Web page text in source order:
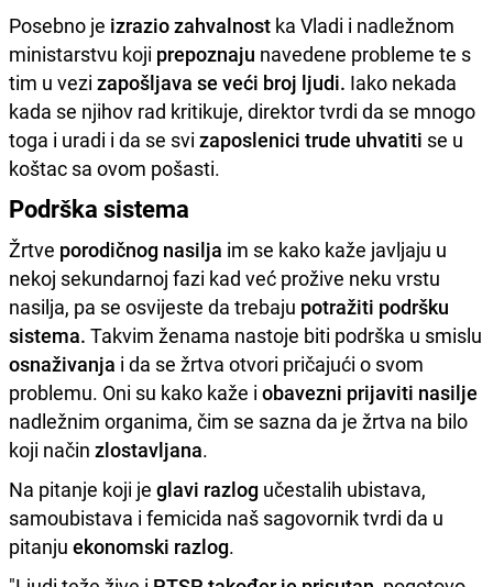
Posebno je izrazio zahvalnost ka Vladi i nadležnom
ministarstvu koji prepoznaju navedene probleme te s
tim u vezi zapošljava se veći broj ljudi. Iako nekada
kada se njihov rad kritikuje, direktor tvrdi da se mnogo
toga i uradi i da se svi zaposlenici trude uhvatiti se u
koštac sa ovom pošasti.
Podrška sistema
Žrtve porodičnog nasilja im se kako kaže javljaju u
nekoj sekundarnoj fazi kad već prožive neku vrstu
nasilja, pa se osvijeste da trebaju potražiti podršku
sistema. Takvim ženama nastoje biti podrška u smislu
osnaživanja i da se žrtva otvori pričajući o svom
problemu. Oni su kako kaže i obavezni prijaviti nasilje
nadležnim organima, čim se sazna da je žrtva na bilo
koji način zlostavljana.
Na pitanje koji je glavi razlog učestalih ubistava,
samoubistava i femicida naš sagovornik tvrdi da u
pitanju ekonomski razlog.